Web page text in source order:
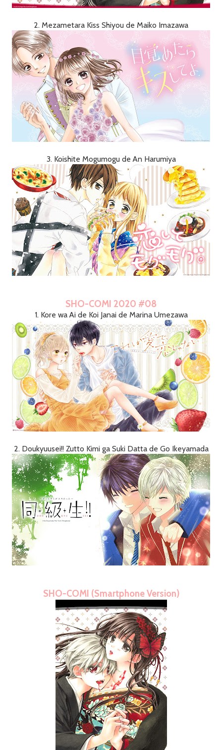
2. Mezametara Kiss Shiyou de Maiko Imazawa
3. Koishite Mogumogu de An Harumiya
SHO-COMI 2020 #08
1. Kore wa Ai de Koi Janai de Marina Umezawa
2. Doukyuusei!! Zutto Kimi ga Suki Datta de Go Ikeyamada
SHO-COMI (Smartphone Version)